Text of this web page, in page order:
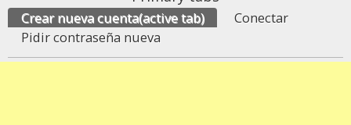
Crear nueva cuenta(active tab)
Conectar
Pidir contraseña nueva